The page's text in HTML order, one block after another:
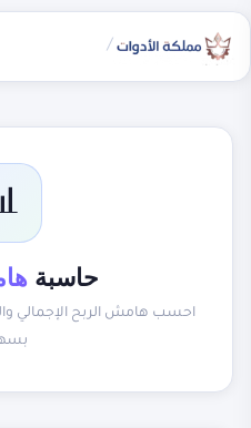
/
حاسبة
احسب هامش الربح الإجمالي